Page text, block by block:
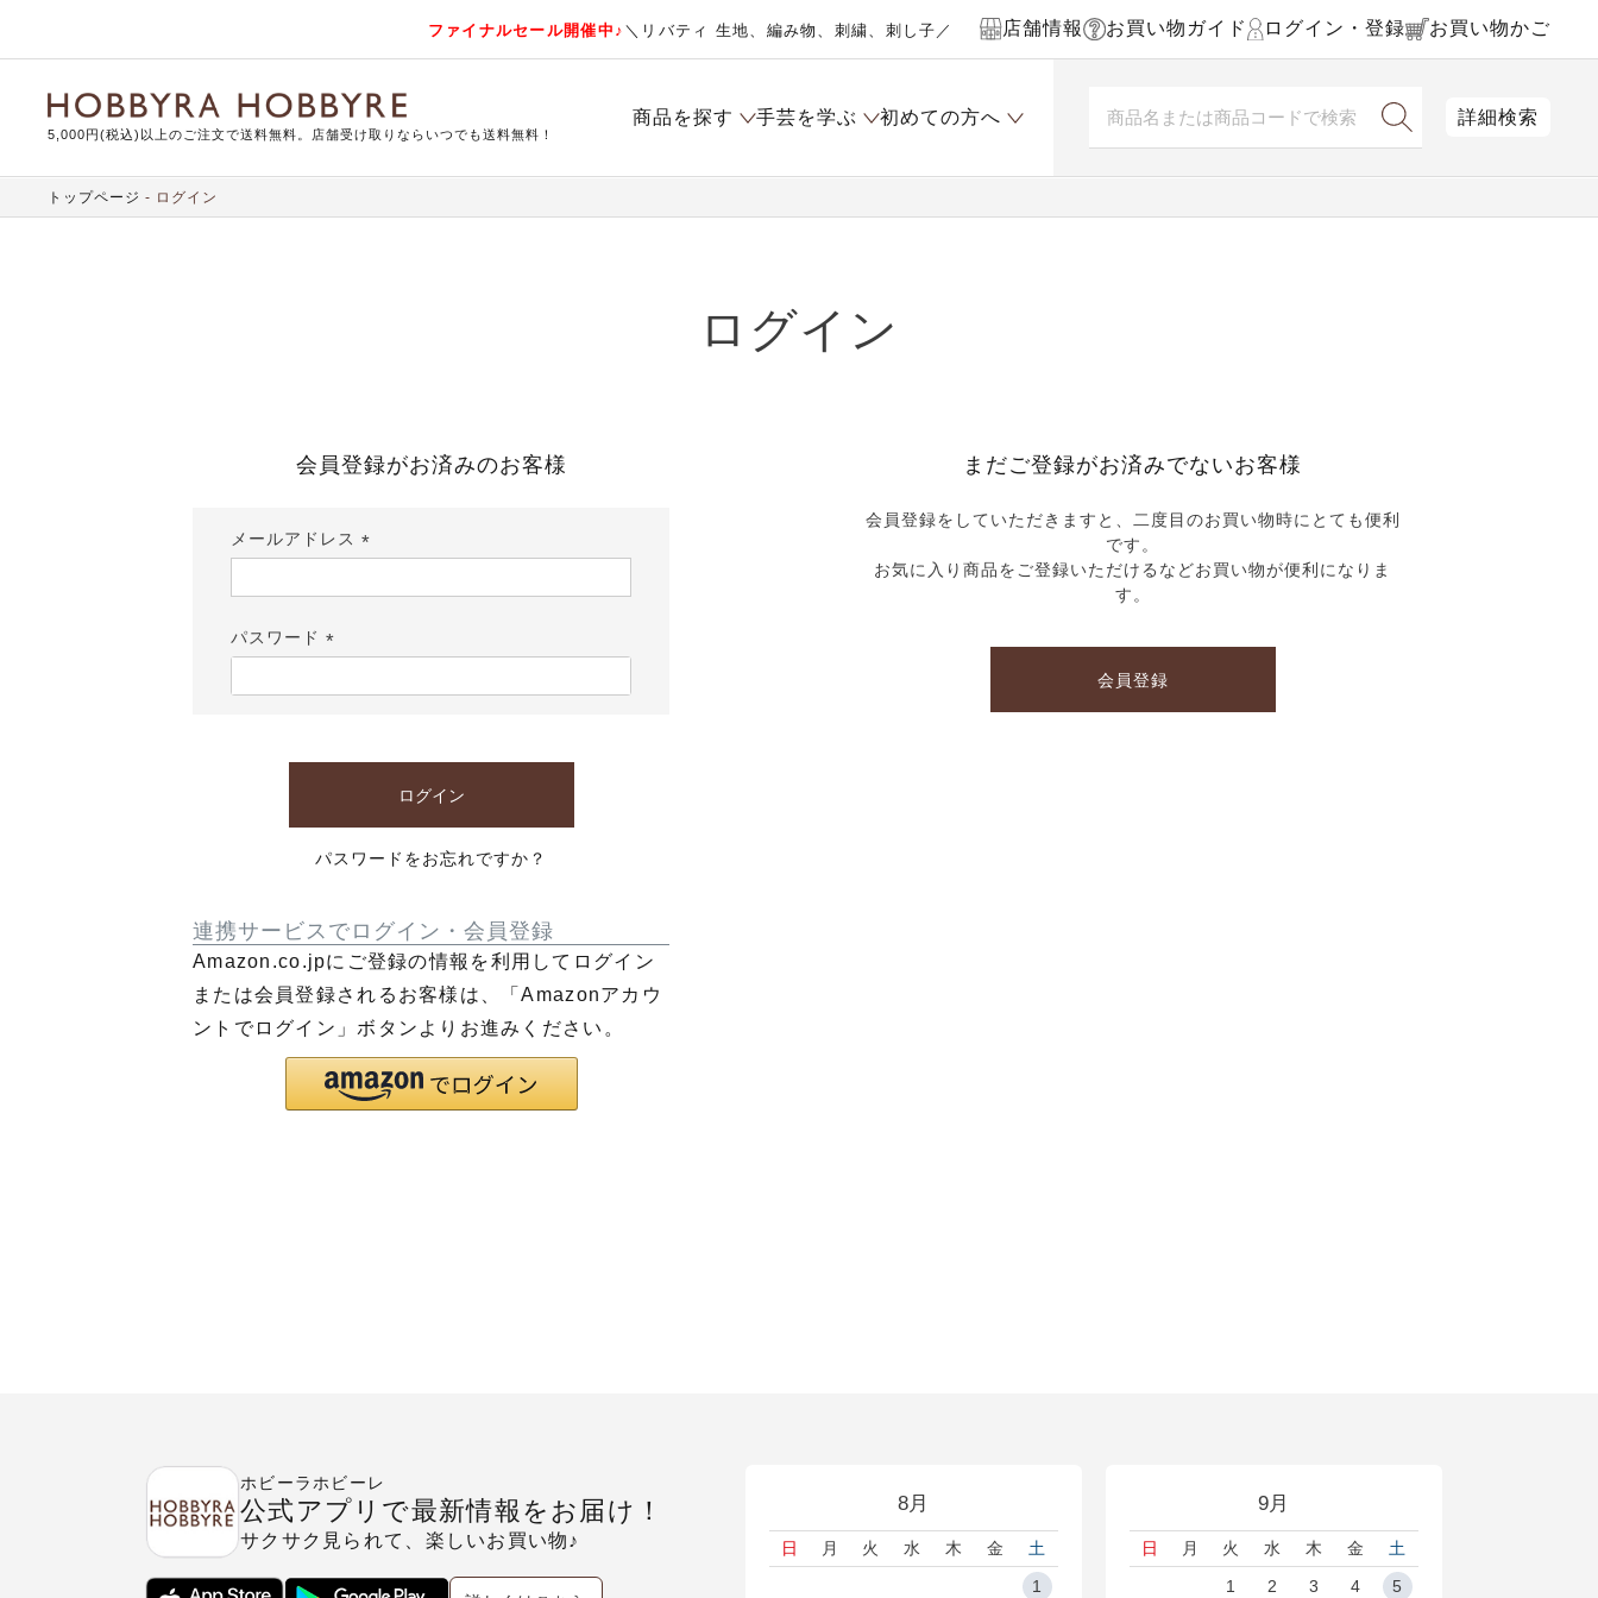
ファイナルセール開催中♪ ＼リバティ 生地、編み物、刺繍、刺し子／ 店舗情報 お買い物ガイド ログイン・登録 お買い物かご
5,000円(税込)以上のご注文で送料無料。店舗受け取りならいつでも送料無料！
商品を探す 手芸を学ぶ 初めての方へ 詳細検索
トップページ ログイン
ログイン
会員登録がお済みのお客様
メールアドレス
須)
パスワード
須)
ログイン
パスワードをお忘れですか？
連携サービスでログイン・会員登録
Amazon.co.jpにご登録の情報を利用してログイン
または会員登録されるお客様は、「Amazonアカウ
ントでログイン」ボタンよりお進みください。
まだご登録がお済みでないお客様
会員登録をしていただきますと、二度目のお買い物時にとても便利
です。
お気に入り商品をご登録いただけるなどお買い物が便利になりま
す。
会員登録
8月
日 月 火 水 木 金
土
1
9月
日 月 火 水 木 金
土
1
2 3 4 5
ホビーラホビーレ
公式アプリで最新情報をお届け！
サクサク見られて、楽しいお買い物♪